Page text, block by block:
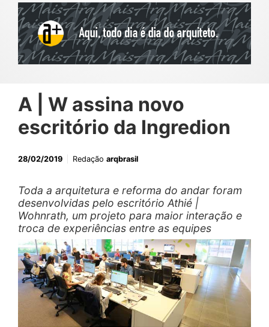
A | W assina novo
escritório da Ingredion
28/02/2019 Redação arqbrasil
Toda a arquitetura e reforma do andar foram
desenvolvidas pelo escritório Athié |
Wohnrath, um projeto para maior interação e
troca de experiências entre as equipes